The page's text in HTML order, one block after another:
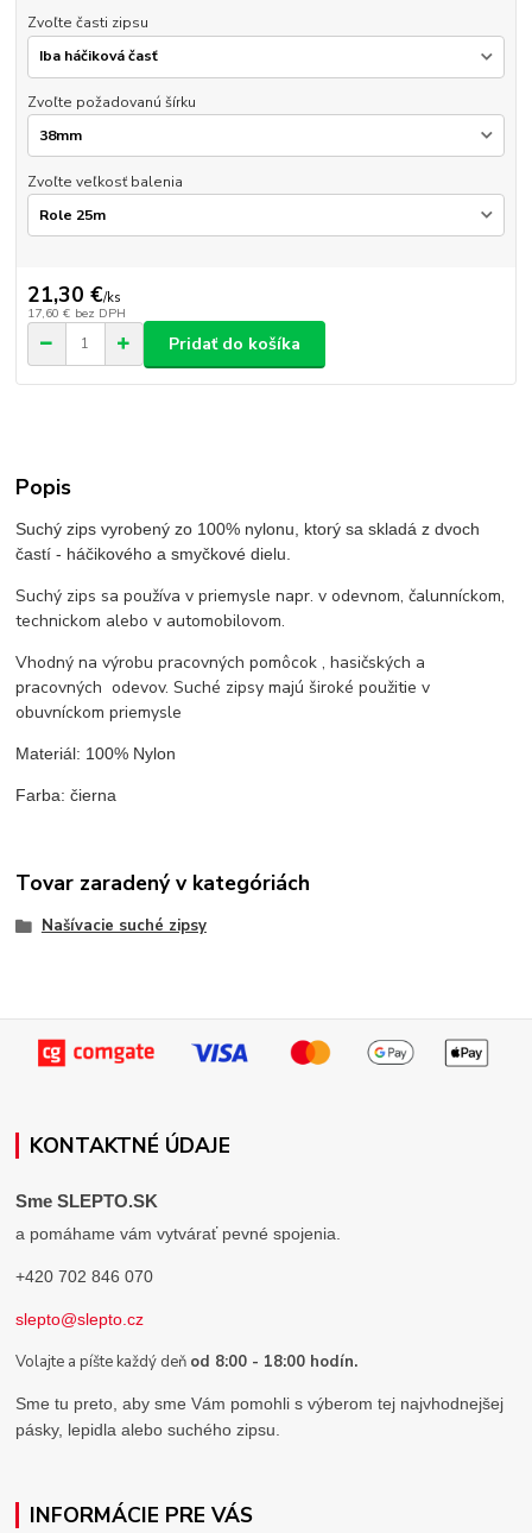
Zvoľte časti zipsu
Zvoľte požadovanú šírku
Zvoľte veľkosť balenia
21,30 €/ks
17,60 € bez DPH
Pridať do košíka
Popis
Suchý zips vyrobený zo 100% nylonu, ktorý sa skladá z dvoch
častí - háčikového a smyčkové dielu.
Suchý zips sa používa v priemysle napr. v odevnom, čalunníckom,
technickom alebo v automobilovom.
Vhodný na výrobu pracovných pomôcok , hasičských a
pracovných odevov. Suché zipsy majú široké použitie v
obuvníckom priemysle
Materiál: 100% Nylon
Farba: čierna
Tovar zaradený v kategóriách
Našívacie suché zipsy
KONTAKTNÉ ÚDAJE
Sme SLEPTO.SK
a pomáhame vám vytvárať pevné spojenia.
+420 702 846 070
slepto@slepto.cz
Volajte a píšte každý deň od 8:00 - 18:00 hodín.
Sme tu preto, aby sme Vám pomohli s výberom tej najvhodnejšej
pásky, lepidla alebo suchého zipsu.
INFORMÁCIE PRE VÁS